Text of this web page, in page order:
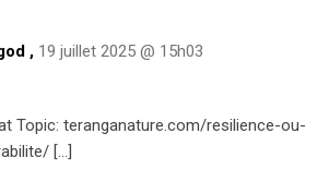
, 19 juillet 2025 @ 15h03
Topic: teranganature.com/resilience-ou-
[…]